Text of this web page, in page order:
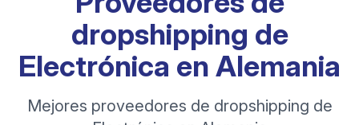
dropshipping de
Electrónica en Alemania
Mejores proveedores de dropshipping de